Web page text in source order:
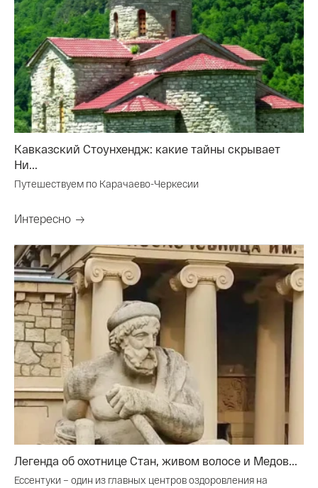
Кавказский Стоунхендж: какие тайны скрывает
Ни...
Путешествуем по Карачаево-Черкесии
Интересно
Легенда об охотнице Стан, живом волосе и Медов...
Ессентуки – один из главных центров оздоровления на